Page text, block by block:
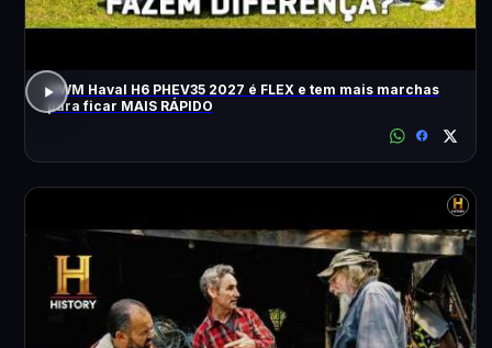
GWM Haval H6 PHEV35 2027 é FLEX e tem mais marchas
para ficar MAIS RÁPIDO